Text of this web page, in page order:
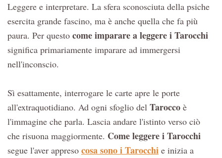
Leggere e interpretare. La sfera sconosciuta della psiche
esercita grande fascino, ma è anche quella che fa più
paura. Per questo come imparare a leggere i Tarocchi
significa primariamente imparare ad immergersi
nell'inconscio.
Sì esattamente, interrogare le carte apre le porte
all'extraquotidiano. Ad ogni sfoglio del Tarocco è
l'immagine che parla. Lascia andare l'istinto verso ciò
che risuona maggiormente. Come leggere i Tarocchi
segue l'aver appreso cosa sono i Tarocchi e inizia a